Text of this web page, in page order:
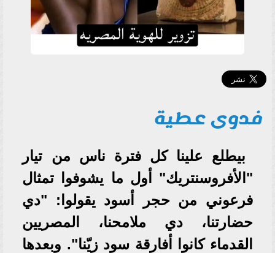
فدوى عطية
بيطلع علينا كل فترة ناس من تيار
"الأفروسنتريك" أول ما يشوفوا تمثال
فرعوني من حجر أسود يقولوا: "دي
حضارتنا، دي ملامحنا، المصريين
القدماء كانوا أفارقة سود زيّنا". وبعدها